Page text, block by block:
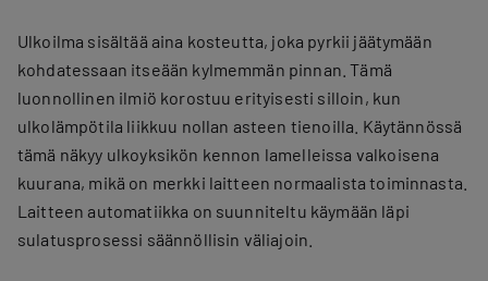
Ulkoilma sisältää aina kosteutta, joka pyrkii jäätymään
kohdatessaan itseään kylmemmän pinnan. Tämä
luonnollinen ilmiö korostuu erityisesti silloin, kun
ulkolämpötila liikkuu nollan asteen tienoilla. Käytännössä
tämä näkyy ulkoyksikön kennon lamelleissa valkoisena
kuurana, mikä on merkki laitteen normaalista toiminnasta.
Laitteen automatiikka on suunniteltu käymään läpi
sulatusprosessi säännöllisin väliajoin.